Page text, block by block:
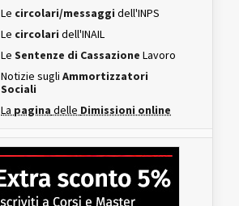
Le circolari/messaggi dell'INPS
Le circolari dell'INAIL
Le Sentenze di Cassazione Lavoro
Notizie sugli Ammortizzatori
Sociali
La pagina delle Dimissioni online